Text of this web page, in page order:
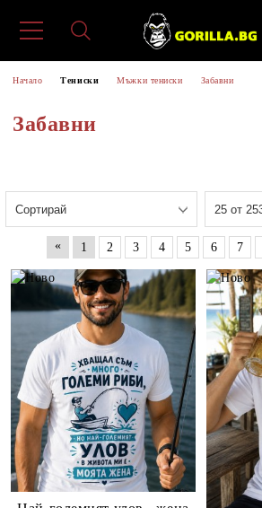
Начало Тениски Мъжки тениски Забавни
Забавни
« 1 2 3 4 5 6 7